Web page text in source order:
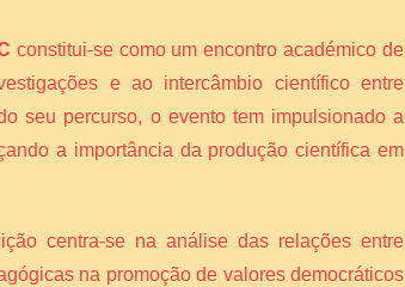
constitui-se como um encontro académico de
e ao intercâmbio científico entre
seu percurso, o evento tem impulsionado a
a importância da produção científica em
centra-se na análise das relações entre
na promoção de valores democráticos